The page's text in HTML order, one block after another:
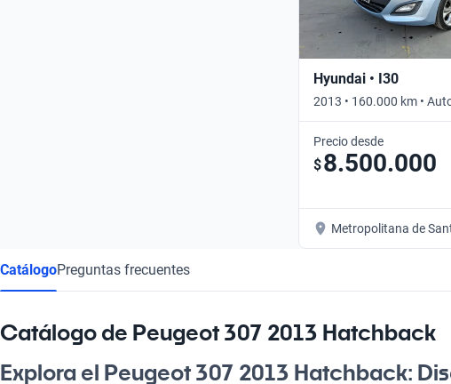
Hyundai • I30
2013 • 160.000 km •
Precio desde
$8.500.000
Metropolitana de
CatálogoPreguntas frecuentes
Catálogo de Peugeot 307 2013 Hatchback
Explora el Peugeot 307 2013 Hatchback: